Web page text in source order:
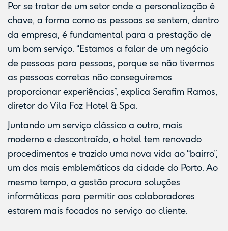
Por se tratar de um setor onde a personalização é
chave, a forma como as pessoas se sentem, dentro
da empresa, é fundamental para a prestação de
um bom serviço. “Estamos a falar de um negócio
de pessoas para pessoas, porque se não tivermos
as pessoas corretas não conseguiremos
proporcionar experiências”, explica Serafim Ramos,
diretor do Vila Foz Hotel & Spa.
Juntando um serviço clássico a outro, mais
moderno e descontraído, o hotel tem renovado
procedimentos e trazido uma nova vida ao “bairro”,
um dos mais emblemáticos da cidade do Porto. Ao
mesmo tempo, a gestão procura soluções
informáticas para permitir aos colaboradores
estarem mais focados no serviço ao cliente.